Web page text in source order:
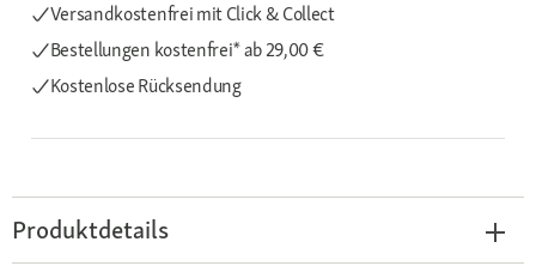
Versandkostenfrei mit Click & Collect
Bestellungen kostenfrei*ab 29,00 €
Kostenlose Rücksendung
Produktdetails